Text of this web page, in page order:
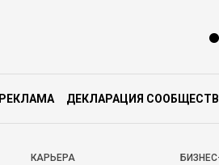
РЕКЛАМА ДЕКЛАРАЦИЯ
КАРЬЕРА